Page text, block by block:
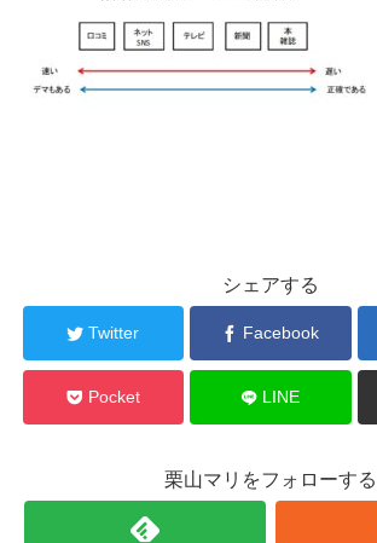
シェアする
Twitter Facebook
Pocket LINE
栗山マリをフォローする